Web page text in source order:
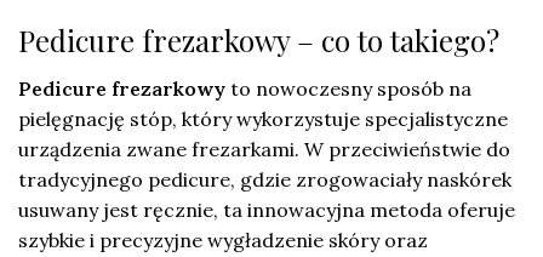
Pedicure frezarkowy – co to takiego?
Pedicure frezarkowy to nowoczesny sposób na
pielęgnację stóp, który wykorzystuje specjalistyczne
urządzenia zwane frezarkami. W przeciwieństwie do
tradycyjnego pedicure, gdzie zrogowaciały naskórek
usuwany jest ręcznie, ta innowacyjna metoda oferuje
szybkie i precyzyjne wygładzenie skóry oraz